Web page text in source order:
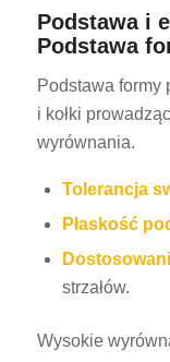
Podstawa i
Podstawa
Podstawa formy
i kołki
wyrównania.
Tolerancja
Płaskość
strzałów.
Wysokie